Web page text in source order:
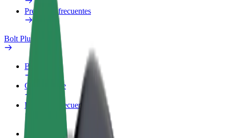
Preguntas frecuentes
Bolt Plus
Beneficios
Cómo unirse
Preguntas frecuentes